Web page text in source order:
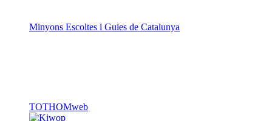
Minyons Escoltes i Guies de Catalunya
TOTHOMweb